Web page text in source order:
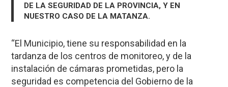
DE LA SEGURIDAD DE LA PROVINCIA, Y EN
NUESTRO CASO DE LA MATANZA.
“El Municipio, tiene su responsabilidad en la
tardanza de los centros de monitoreo, y de la
instalación de cámaras prometidas, pero la
seguridad es competencia del Gobierno de la